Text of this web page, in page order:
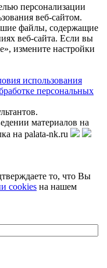
персонализации
веб-сайтом.
файлы, содержащие
веб-сайта. Если вы
измените настройки
использования
персональных
материалов на
на palata-nk.ru
то, что Вы
cookies на нашем